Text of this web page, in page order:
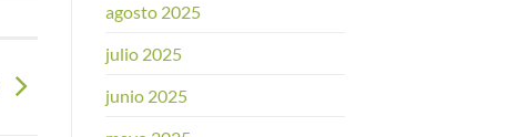
agosto 2025
julio 2025
junio 2025